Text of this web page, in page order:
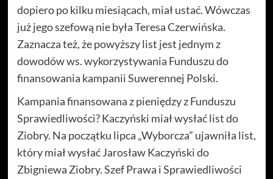
dopiero po kilku miesiącach, miał ustać. Wówczas
już jego szefową nie była Teresa Czerwińska.
Zaznacza też, że powyższy list jest jednym z
dowodów ws. wykorzystywania Funduszu do
finansowania kampanii Suwerennej Polski.
Kampania finansowana z pieniędzy z Funduszu
Sprawiedliwości? Kaczyński miał wysłać list do
Ziobry. Na początku lipca „Wyborcza” ujawniła list,
który miał wysłać Jarosław Kaczyński do
Zbigniewa Ziobry. Szef Prawa i Sprawiedliwości